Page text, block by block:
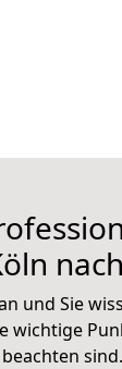
und Sie
wichtige
sind.